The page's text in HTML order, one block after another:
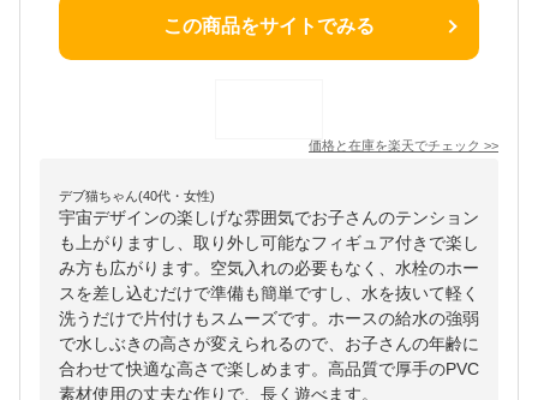
この商品をサイトでみる
価格と在庫を楽天でチェック >>
デブ猫ちゃん(40代・女性)
宇宙デザインの楽しげな雰囲気でお子さんのテンション
も上がりますし、取り外し可能なフィギュア付きで楽し
み方も広がります。空気入れの必要もなく、水栓のホー
スを差し込むだけで準備も簡単ですし、水を抜いて軽く
洗うだけで片付けもスムーズです。ホースの給水の強弱
で水しぶきの高さが変えられるので、お子さんの年齢に
合わせて快適な高さで楽しめます。高品質で厚手のPVC
素材使用の丈夫な作りで、長く遊べます。